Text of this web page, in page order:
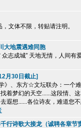
文体不限，转贴请注明。
地震遇难同胞
众志成城” 天地无情，人间
月30日截止]
》、东方☆文坛联办：一个
着梦幻的天空......这段情、
遐想......各位诗友，难道您
行诗歌大接龙（诚聘各章节